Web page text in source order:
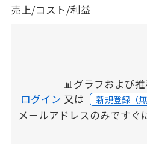
売上/コスト/利益
📊グラフおよび
ログイン 又は 新規登録（
メールアドレスのみですぐ